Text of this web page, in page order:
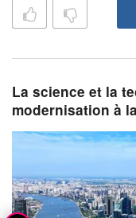
La science et la
modernisation à